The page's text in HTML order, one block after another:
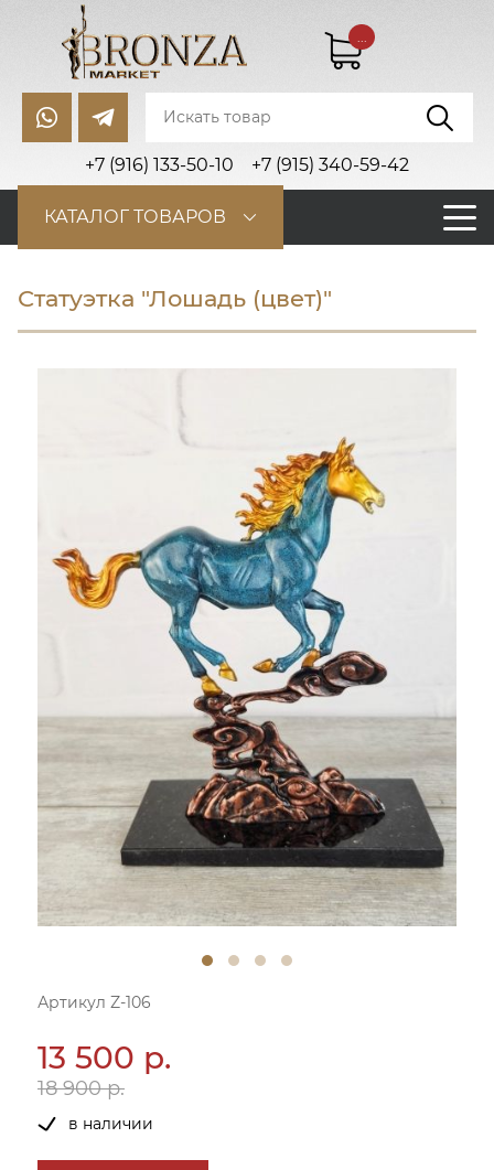
+7 (916) 133-50-10 +7 (915) 340-59-42
...
КАТАЛОГ ТОВАРОВ
Статуэтка "Лошадь (цвет)"
Артикул Z-106
13 500 р.
18 900 р.
в наличии